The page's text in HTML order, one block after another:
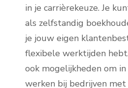
in je carrièrekeuze. Je
als zelfstandig
je jouw eigen
flexibele werktijden
ook mogelijkheden om
werken bij bedrijven met